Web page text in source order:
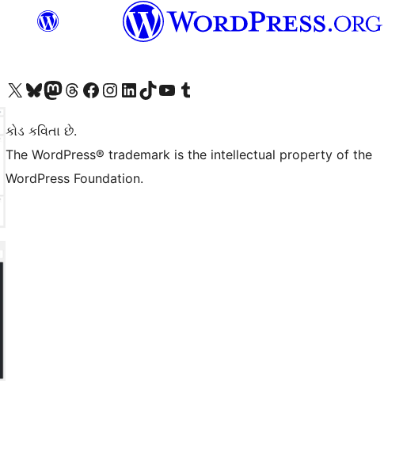
અમારા X (અગાઉ ટ્વિટર) એકાઉન્ટની મુલાકાત લોઅમારા Bluesky એકાઉન્ટની મુલાકાત લોઅમારા માસ્ટોડોન એકાઉન્ટની મુલાકાત લોઅમારા Threads એકાઉન્ટની મુલાકાત લો અમારા ફેસબુક પેજની મુલાકાત લોઅમારા ઇન્સ્ટાગ્રામ એકાઉન્ટની મુલાકાત લો અમારા LinkedIn એકાઉન્ટની મુલાકાત લોઅમારા TikTok એકાઉન્ટની મુલાકાત લોઅમારી YouTube ચેનલની મુલાકાત લો અમારા Tumblr એકાઉન્ટની મુલાકાત લો
કોડ કવિતા છે.
The WordPress® trademark is the intellectual property of the
WordPress Foundation.